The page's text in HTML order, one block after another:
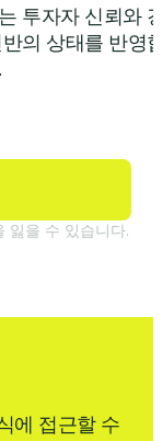
투자자 신뢰와
의 상태를 반영
잃을 수 있습니다.
에 접근할 수